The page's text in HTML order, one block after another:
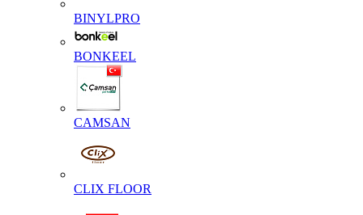
BINYLPRO
BONKEEL
CAMSAN
CLIX FLOOR